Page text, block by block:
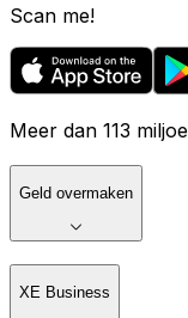
Scan me!
Meer dan 113
Geld overmaken
XE Business